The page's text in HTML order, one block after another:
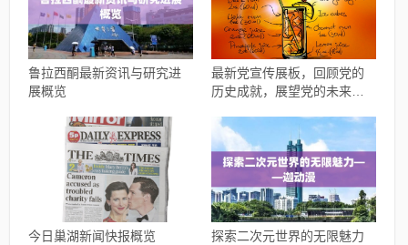
鲁拉西酮最新资讯与研究进
展概览
最新党宣传展板，回顾党的
历史成就，展望党的未来发
今日巢湖新闻快报概览
探索二次元世界的无限魅力